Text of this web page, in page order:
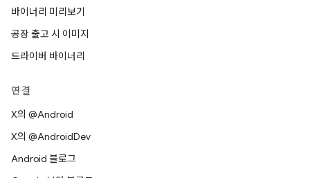
바이너리 미리보기
공장 출고 시 이미지
드라이버 바이너리
연결
X의 @Android
X의 @AndroidDev
Android 블로그